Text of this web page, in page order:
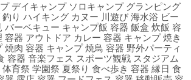
デイキャンプ ソロキャンプ グランピング
り ハイキング カヌー 川遊び 海水浴 ビー
バーベキュー キャンプ飯 容器 飯盒 炊飯 容
容器 アウトドア カレー 容器 キャンプ 焼き
焼肉 容器 キャンプ 焼鳥 容器 野外パーティ
容器 音楽フェス スポーツ観戦 スタジアム
育祭 学園祭 夏祭り 食べ歩き 容器 縁日 食